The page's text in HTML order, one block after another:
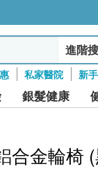
進階
私家醫院 新
銀髮健康
合金輪椅